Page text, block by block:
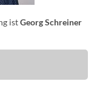
istGeorg Schreiner